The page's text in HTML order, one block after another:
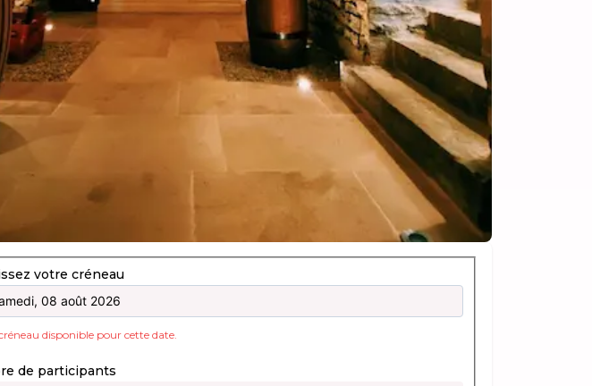
votre créneau
08 août 2026
disponible pour cette date.
de participants